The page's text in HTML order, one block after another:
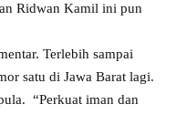
Ridwan Kamil ini pun
Terlebih sampai
satu di Jawa Barat lagi.
“Perkuat iman dan